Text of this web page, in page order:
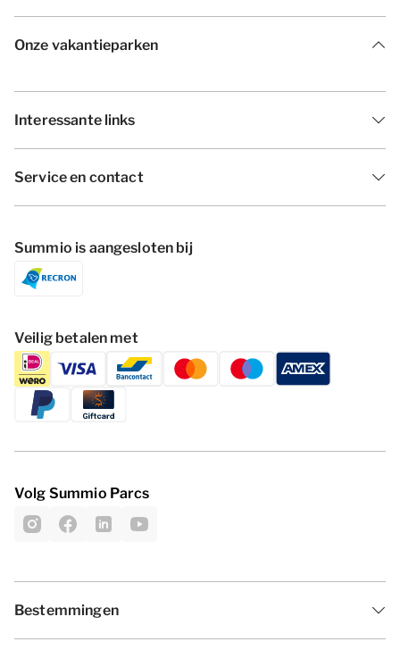
Onze vakantieparken
Interessante links
Service en contact
Summio is aangesloten bij
Veilig betalen met
Volg Summio Parcs
Bestemmingen